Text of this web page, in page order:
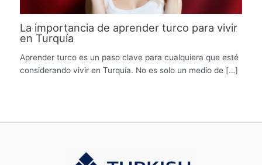
La importancia de aprender turco para vivir
en Turquía
Aprender turco es un paso clave para cualquiera que esté
considerando vivir en Turquía. No es solo un medio de […]